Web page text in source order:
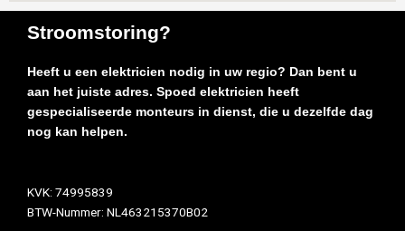
Stroomstoring?
Heeft u een elektricien nodig in uw regio? Dan bent u
aan het juiste adres. Spoed elektricien heeft
gespecialiseerde monteurs in dienst, die u dezelfde dag
nog kan helpen.
KVK: 74995839
BTW-Nummer: NL463215370B02